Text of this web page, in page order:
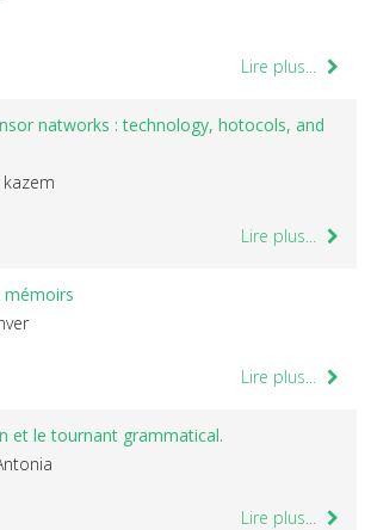
Lire plus...
natworks : technology, hotocols, and
kazem
Lire plus...
mémoirs
Lire plus...
et le tournant grammatical.
Lire plus...